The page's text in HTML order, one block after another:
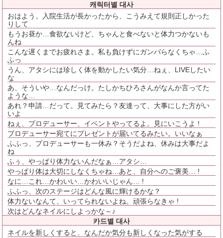
캐릭터별 대사
おはよう。入院生活が長かったから、こうみえて規則正しかった
りして
もうお昼か…食欲ないけど、ちゃんと食べないと体力つかないも
んね
こんな遅くまでお疲れさま。私も負けずにガンバらなくちゃ…ふ
ふっ
うん、アタシには珍しく体を動かしたい気分…ねぇ、LIVEしたい
な
あ、そういや…なんだっけ。たしかちひろさんがなんか言ってた
ような…
あれ？申請…だって。見てみたら？友達って、大事にした方がい
いよ
ねぇ、プロデューサー、イベントやってるよ。見にいこうよ !
プロデューサー宛てにプレゼントが届いてるみたい。いいなぁ
ふふっ、プロデューサーも一休み？そうだよね、休みは大事だよ
ね
ふぅ、やっぱり体力ないんだなぁ…アタシ…
やっぱり体は大切にしなくちゃね…あと、自分へのご褒美… !
なに…これ…かわいい…かわいいじゃん… !
ふふっ、次のステージはどんな風に輝けるかな？
体力ないなんて、いってられないよね。頑張らなきゃ !
次はどんなネイルにしよっかな～♪
카드별 대사
ネイルを新しくすると、なんだか気分も新しくなった気がする